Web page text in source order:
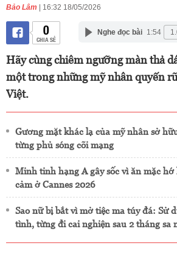
Bảo Lâm | 16:32 18/05/2026
0
CHIA SẺ
Nghe đọc bài 1:54
Hãy cùng chiêm ngưỡng màn thả
một trong những mỹ nhân quyến
Việt.
Gương mặt khác lạ của mỹ nhân sở
từng phủ sóng cõi mạng
Minh tinh hạng A gây sốc vì ăn mặc
cảm ở Cannes 2026
Sao nữ bị bắt vì mở tiệc ma túy đá: Sử
tình, từng đi cai nghiện sau 2 tháng sa